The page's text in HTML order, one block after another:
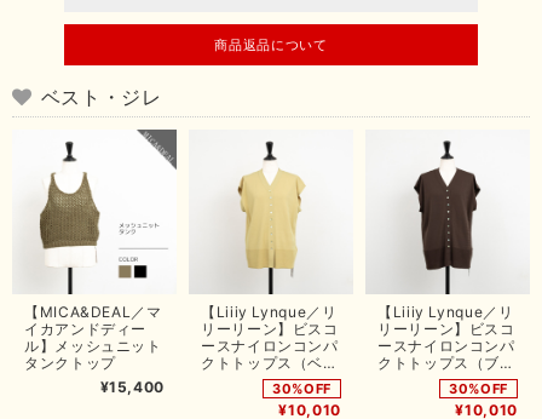
商品返品について
ベスト・ジレ
【MICA&DEAL／マ
イカアンドディー
ル】メッシュニット
タンクトップ
¥15,400
【Liiiy Lynque／リ
リーリーン】ビスコ
ースナイロンコンパ
クトトップス（ベー
30%OFF
¥10,010
【Liiiy Lynque／リ
リーリーン】ビスコ
ースナイロンコンパ
クトトップス（ブラ
30%OFF
¥10,010